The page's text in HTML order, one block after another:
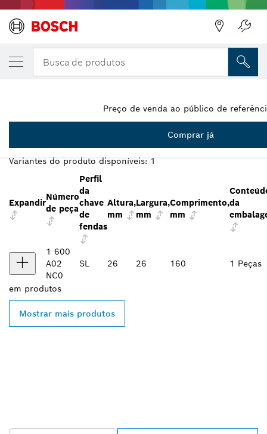
Busca de produtos
A VARIANTE QUE SELECIONASTE
Chave de fendas VDE, SL2.5x75
1 600 A02 NC0
Preço de venda ao público de
Comprar já
VISTA GERAL DA VARIANTE
Variantes do produto disponíveis: 1
Expandir
Número
de peça
Perfil
da
chave
de
fendas
Altura,
mm
Largura,
mm
Comprimento,
mm
da
1 600
A02
NC0
SL 26 26 160 1 Peças
em produtos
Mostrar mais produtos